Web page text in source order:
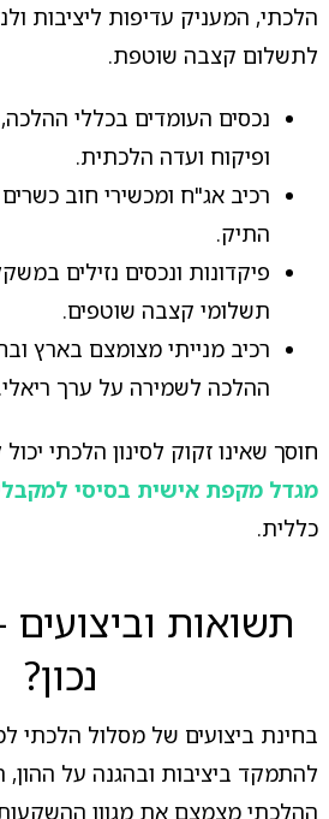
הלכתי, המעניק עדיפות ליציבות
לתשלום קצבה שוטפת.
נכסים העומדים בכללי
ופיקוח ועדה הלכתית.
רכיב אג"ח ומכשירי חוב
התיק.
פיקדונות ונכסים נזילים
תשלומי קצבה שוטפים.
רכיב מנייתי מצומצם בארץ
ההלכה לשמירה על ערך ריאלי.
חוסך שאינו זקוק לסינון הלכתי
מגדל מקפת אישית בסיסי
כללית.
תשואות וביצועים
נכון?
בחינת ביצועים של מסלול הלכתי
להתמקד ביציבות ובהגנה על ההון,
ההלכתי מצמצם את מגוון